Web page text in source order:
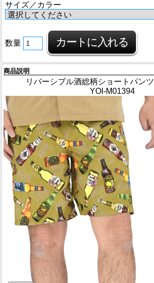
サイズ／カラー
数量
商品説明
リバーシブル酒総柄ショートパン
YOI-M01394